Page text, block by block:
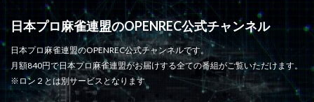
日本プロ麻雀連盟のOPENREC公式チャンネル
日本プロ麻雀連盟のOPENREC公式チャンネルです。
月額840円で日本プロ麻雀連盟がお届けする全ての番組がご覧いただけます。
※ロン２とは別サービスとなります